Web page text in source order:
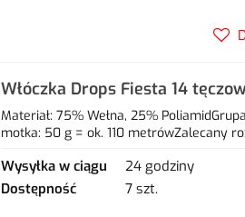
Włóczka Drops Fiesta 14
25% poliamid
Materiał: 75% Wełna, 25%
motka: 50 g = ok. 110 metrówZalecany
Wysyłka w ciągu
24 godziny
Dostępność
7 szt.